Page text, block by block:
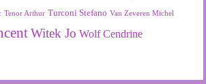
Tenor Arthur Turconi Stefano Van Zeveren Michel
Witek Jo Wolf Cendrine